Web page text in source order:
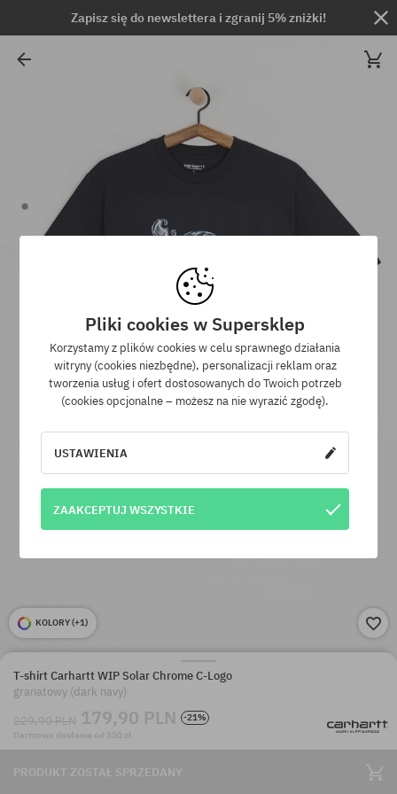
Zapisz się do newslettera i zgranij 5% zniżki!
KOLORY (+1)
T-shirt Carhartt WIP Solar Chrome C-Logo
granatowy (dark navy)
229,90 PLN 179,90 PLN
-21%
Darmowa dostawa od 350 zł
PRODUKT ZOSTAŁ SPRZEDANY
Pliki cookies w Supersklep
Korzystamy z plików cookies w celu sprawnego działania
witryny (cookies niezbędne), personalizacji reklam oraz
tworzenia usług i ofert dostosowanych do Twoich potrzeb
(cookies opcjonalne – możesz na nie wyrazić zgodę).
USTAWIENIA
ZAAKCEPTUJ WSZYSTKIE